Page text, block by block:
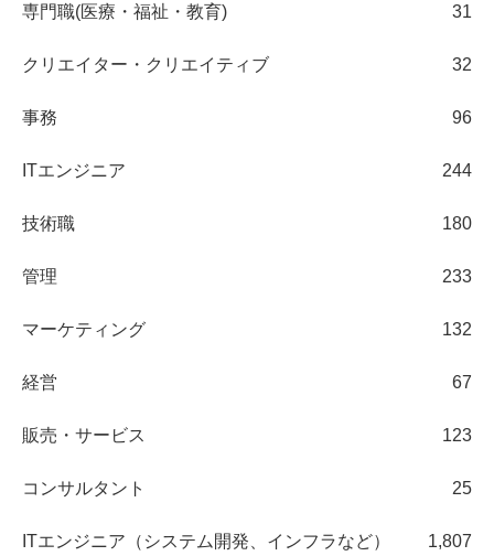
専門職(医療・福祉・教育) 31
クリエイター・クリエイティブ 32
事務 96
ITエンジニア 244
技術職 180
管理 233
マーケティング 132
経営 67
販売・サービス 123
コンサルタント 25
ITエンジニア（システム開発、インフラなど） 1,807